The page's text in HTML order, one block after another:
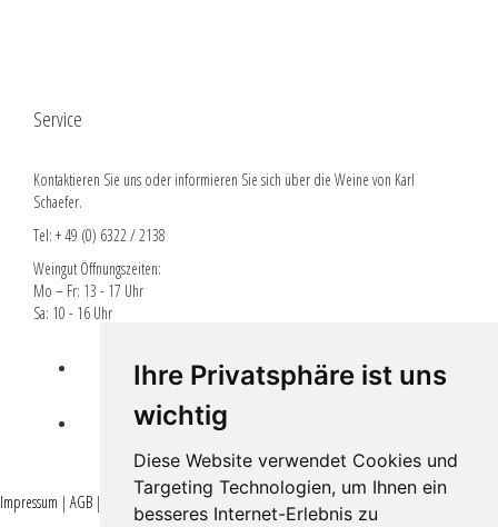
Ihre Privatsphäre ist uns
wichtig
Diese Website verwendet Cookies und
Targeting Technologien, um Ihnen ein
besseres Internet-Erlebnis zu
Service
Kontaktieren Sie uns oder informieren Sie sich über die Weine von Karl
Schaefer.
Tel: + 49 (0) 6322 / 2138
Weingut Öffnungszeiten:
Mo – Fr: 13 - 17 Uhr
Sa: 10 - 16 Uhr
Lieferbedingungen
EPLR EULLE FÖRDERUNG
Impressum | AGB |
Datenschutz